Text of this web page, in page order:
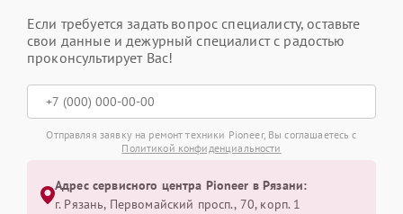
Если требуется задать вопрос специалисту, оставьте
свои данные и дежурный специалист с радостью
проконсультирует Вас!
Отправляя заявку на ремонт техники Pioneer, Вы соглашаетесь с
Политикой конфиденциальности
Адрес сервисного центра Pioneer в Рязани:
г. Рязань, Первомайский просп., 70, корп. 1